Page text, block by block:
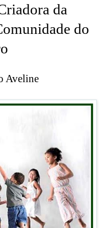
da
do
Aveline